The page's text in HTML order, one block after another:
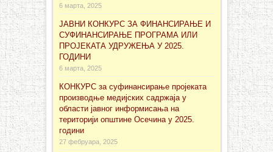
6 марта, 2025
ЈАВНИ КОНКУРС ЗА ФИНАНСИРАЊЕ И
СУФИНАНСИРАЊЕ ПРОГРАМА ИЛИ
ПРОЈЕКАТА УДРУЖЕЊА У 2025.
ГОДИНИ
6 марта, 2025
КОНКУРС за суфинансирање проjеката
производње медијских садржаја у
области јавног информисања на
територији општине Осечина у 2025.
години
27 фебруара, 2025